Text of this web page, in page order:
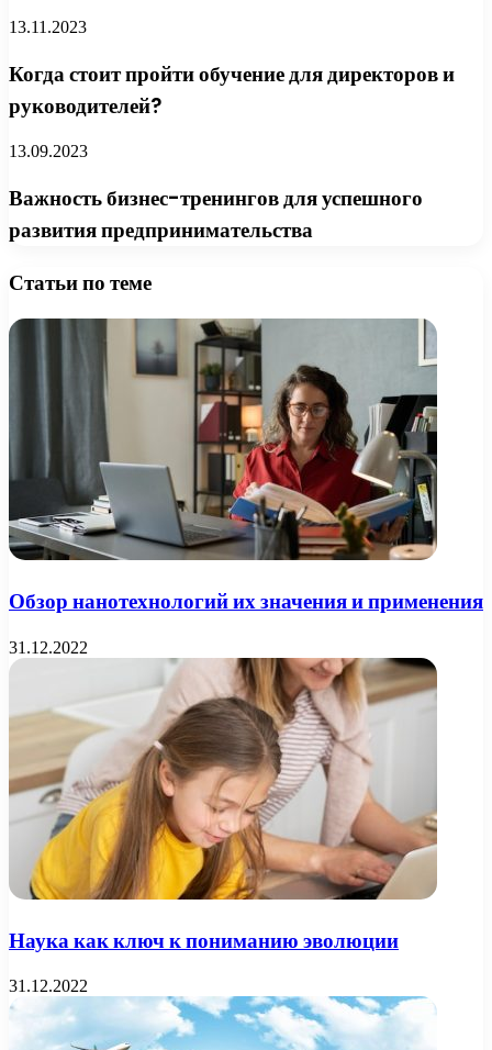
13.11.2023
Когда стоит пройти обучение для директоров и
руководителей?
13.09.2023
Важность бизнес-тренингов для успешного
развития предпринимательства
Статьи по теме
Обзор нанотехнологий их значения и применения
31.12.2022
Наука как ключ к пониманию эволюции
31.12.2022